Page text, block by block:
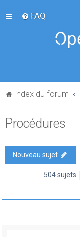
FAQ
Index du forum
Procédures
Nouveau sujet
504 sujets